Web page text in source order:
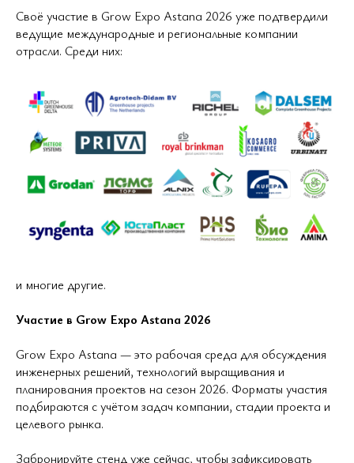
Своё участие в Grow Expo Astana 2026 уже подтвердили
ведущие международные и региональные компании
отрасли. Среди них:
и многие другие.
Участие в Grow Expo Astana 2026
Grow Expo Astana — это рабочая среда для обсуждения
инженерных решений, технологий выращивания и
планирования проектов на сезон 2026. Форматы участия
подбираются с учётом задач компании, стадии проекта и
целевого рынка.
Забронируйте стендуже сейчас, чтобы зафиксировать